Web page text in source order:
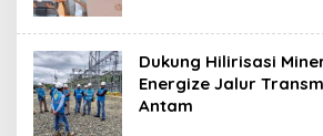
Dukung Hilirisasi
Energize Jalur
Antam